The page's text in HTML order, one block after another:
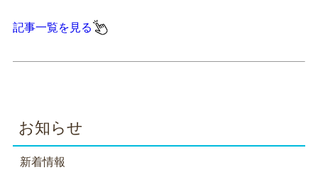
記事一覧を見る
お知らせ
新着情報